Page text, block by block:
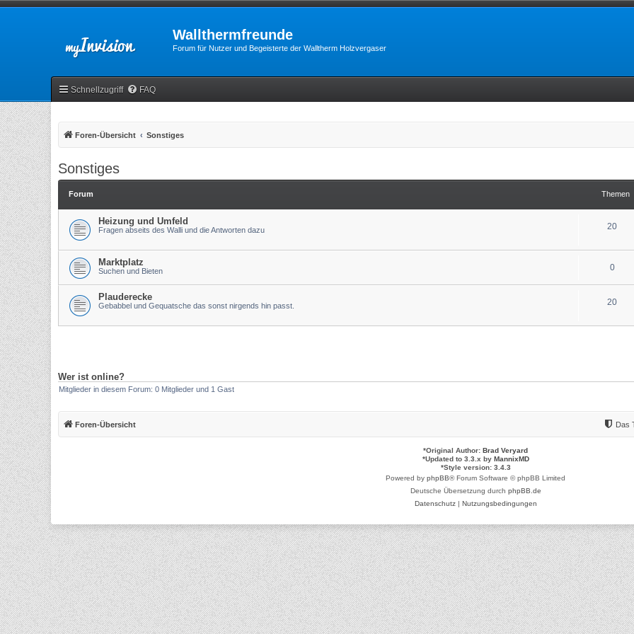
Wallthermfreunde
Forum für Nutzer und Begeisterte der Walltherm Holzvergaser
Schnellzugriff FAQ
Foren-Übersicht Sonstiges
Sonstiges
Forum Themen
Heizung und Umfeld
Fragen abseits des Walli und die Antworten dazu 20
Marktplatz
Suchen und Bieten 0
Plauderecke
Gebabbel und Gequatsche das sonst nirgends hin passt. 20
Wer ist online?
Mitglieder in diesem Forum: 0 Mitglieder und 1 Gast
Foren-Übersicht Das
*Original Author: Brad Veryard
*Updated to 3.3.x by MannixMD
*Style version: 3.4.3
Powered by phpBB® Forum Software © phpBB Limited
Deutsche Übersetzung durch phpBB.de
Datenschutz| Nutzungsbedingungen